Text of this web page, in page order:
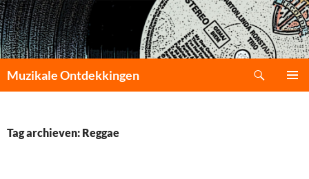
Muzikale Ontdekkingen
INHOUD
Tag archieven: Reggae